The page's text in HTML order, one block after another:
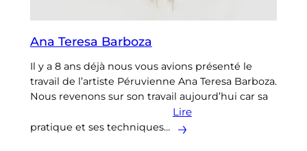
Ana Teresa Barboza
Il y a 8 ans déjà nous vous avions présenté le
travail de l’artiste Péruvienne Ana Teresa Barboza.
Nous revenons sur son travail aujourd’hui car sa
pratique et ses techniques…
Lire